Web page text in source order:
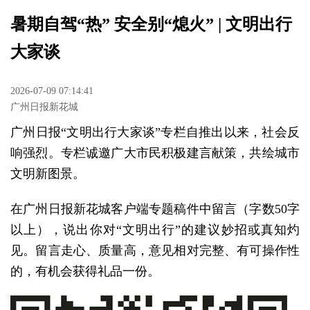
暑期自驾“热” 安全别“熄火” | 文明出行
大家谈
2026-07-09 07:14:41
广州日报新花城
广州日报“文明出行大家谈”专栏自推出以来，社会反
响强烈。专栏诚邀广大市民积极建言献策，共绘城市
文明新图景。
在广州日报新花城客户端专题稿件中留言（字数50字
以上），说出你对“文明出行”的建议妙招或真知灼
见。留言走心、质量高，意见相对完整、有可操作性
的，有机会获得礼品一份。